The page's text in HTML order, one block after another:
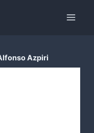
Azpiri